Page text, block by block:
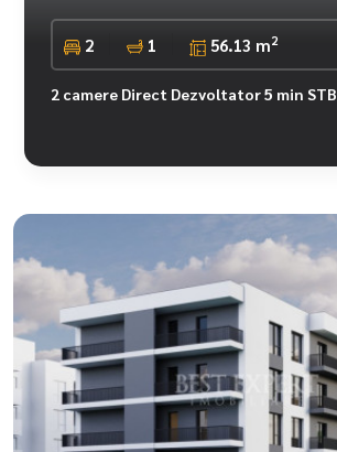
2 1 56.13 m2
2 camere Direct Dezvoltator 5 min STB